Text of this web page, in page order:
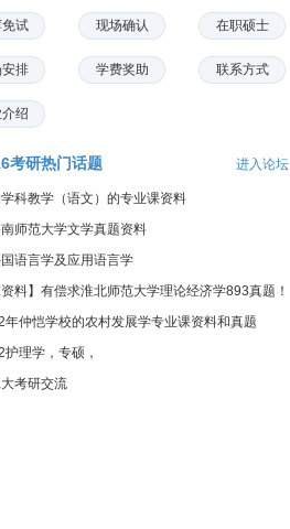
试 现场确认 在职硕士
排 学费奖助 联系方式
绍
考研热门话题 进入论坛
科教学（语文）的专业课资料
师范大学文学真题资料
语言学及应用语言学
资料】有偿求淮北师范大学理论经济学893真题！
年仲恺学校的农村发展学专业课资料和真题
护理学，专硕，
考研交流